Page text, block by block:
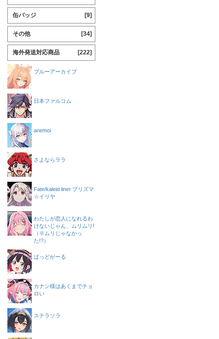
缶バッジ [9]
その他 [34]
海外発送対応商品 [222]
ブルーアーカイブ
日本ファルコム
anemoi
さよならララ
Fate/kaleid liner プリズマ
☆イリヤ
わたしが恋人になれるわ
けないじゃん、ムリムリ!
（※ムリじゃなかっ
た!?）
ばっどがーる
カナン様はあくまでチョ
ロい
ステラソラ